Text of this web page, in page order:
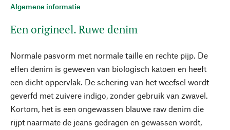
Algemene informatie
Een origineel. Ruwe denim
Normale pasvorm met normale taille en rechte pijp. De
effen denim is geweven van biologisch katoen en heeft
een dicht oppervlak. De schering van het weefsel wordt
geverfd met zuivere indigo, zonder gebruik van zwavel.
Kortom, het is een ongewassen blauwe raw denim die
rijpt naarmate de jeans gedragen en gewassen wordt,